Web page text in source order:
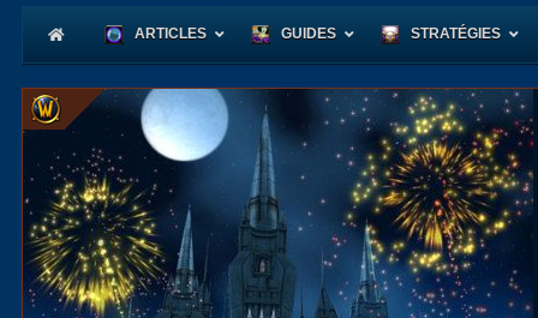
ARTICLES GUIDES
Coeur
Races
alliées
STRATÉGIES